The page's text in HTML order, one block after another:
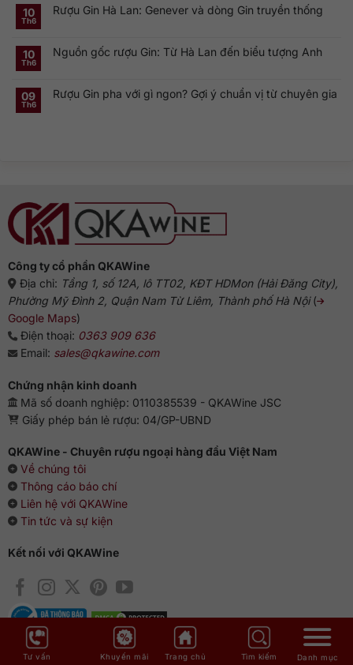
Nga
nổi
và
Vermouth:
hồn
của
luận
ở
là
Gin
10
Th6
Rượu Gin Hà Lan: Genever và dòng Gin truyền thống
luận
ở
Lan:
Genever
10
Th6
Nguồn gốc rượu Gin: Từ Hà Lan đến biểu tượng Anh
luận
ở
09
Th6
Rượu Gin pha với gì ngon? Gợi ý chuẩn vị từ chuyên gia
Gợi
ý
chuẩn
vị
từ
chuyên
Công ty cổ phần QKAWine
Địa chỉ: Tầng 1, số 12A, lô TT02, KĐT HDMon (Hải Đăng City),
Phường Mỹ Đình 2, Quận Nam Từ Liêm, Thành phố Hà Nội(
Google Maps)
Điện thoại: 0363 909 636
Email: sales@qkawine.com
Chứng nhận kinh doanh
Mã số doanh nghiệp: 0110385539 - QKAWine JSC
Giấy phép bán lẻ rượu: 04/GP-UBND
QKAWine - Chuyên rượu ngoại hàng đầu Việt Nam
Về chúng tôi
Thông cáo báo chí
Liên hệ với QKAWine
Tin tức và sự kiện
Kết nối với QKAWine
Danh mục rượu ngoại
Tư vấn Khuyến mãi Trang chủ Tìm kiếm Danh mục